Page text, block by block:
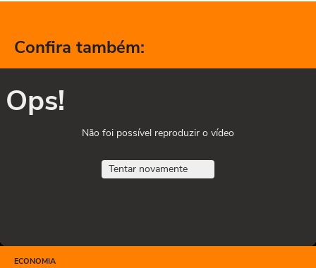
Confira também:
Ops!
Não foi possível reproduzir o vídeo
Tentar novamente
ECONOMIA